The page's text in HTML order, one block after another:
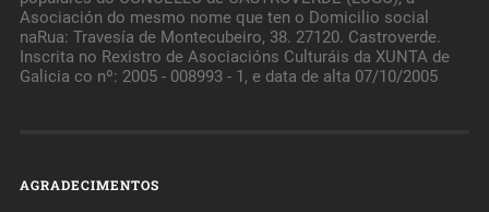
Asociación do mesmo nome que ten o Domicilio social
naRua: Travesía de Montecubeiro, 38. 27120. Castroverde.
Inscrita no Rexistro de Asociacións Culturáis da XUNTA de
Galicia co nº: 2005 - 008993 - 1, e data de alta 07/10/2005
AGRADECIMENTOS